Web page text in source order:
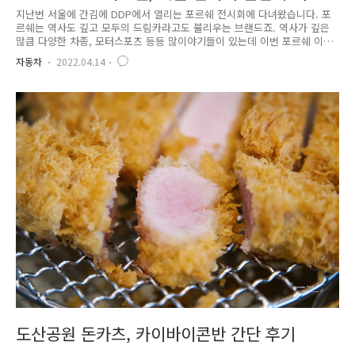
지난번 서울에 간김에 DDP에서 열리는 포르쉐 전시회에 다녀왔습니다. 포
르쉐는 역사도 깊고 모두의 드림카라고도 불리우는 브랜드죠. 역사가 깊은
많큼 다양한 차종, 모터스포츠 등등 많이야기들이 있는데 이번 포르쉐 이
코넨 전시회에서는 독일의 포르쉐 박물관 차량이 일부 전시되어 있다고해
서 겸사겸사 보러 와보았습니다. 포르쉐 이코넨 서울 전시회는 DDP 알림
화시장쪽으로 쭈욱 가면 나옵니다. 도로가 달리는 큰 도로에서는 역쪽으로
내려와 뒤를 돌아보면 알림터 A1입구가 보여요. 찾기가 힘들어서 한바퀴
반 돌아서 찾았습니다..;; 전시회를 보려면 네이버에서 미리 예약 및 결제
를 해야합니다. 포르쉐 오너분들께선 동반 3인까지 무료입장이 가능하다고
..
자동차 2022.04.14
도산공원 돈카츠, 카이바이콘반 간단 후기